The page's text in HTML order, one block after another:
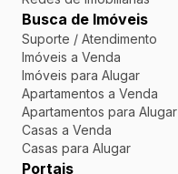
Busca de Imóveis
Suporte / Atendimento
Imóveis a Venda
Imóveis para Alugar
Apartamentos a Venda
Apartamentos para Alugar
Casas a Venda
Casas para Alugar
Portais